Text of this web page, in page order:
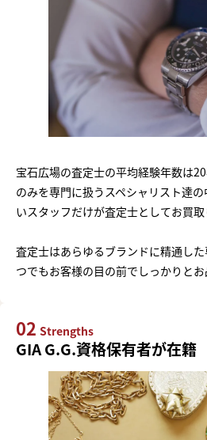
宝石広場の査定士の平均経験年数は
のみを専門に扱うスペシャリスト達
いスタッフだけが査定士としてお買取
査定士はあらゆるブランドに精通し
つでもお客様の目の前でしっかりとお
02 Strengths
GIA G.G.資格保有者が在籍